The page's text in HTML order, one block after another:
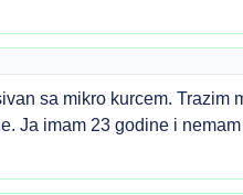
sa mikro kurcem. Trazim
Ja imam 23 godine i